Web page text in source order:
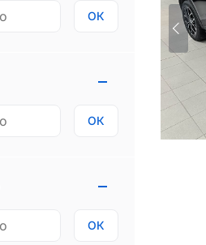
ОК
ОК
ОК